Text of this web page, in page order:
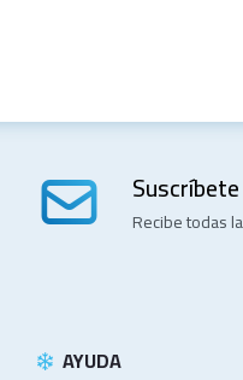
Recibe todas
AYUDA